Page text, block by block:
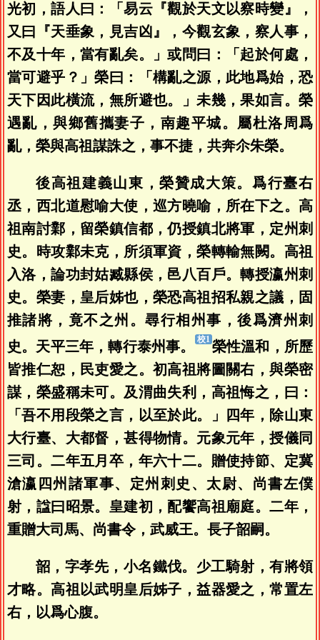
光初，語人曰：「易云『觀於天文以察時變』，
又曰『天垂象，見吉凶』，今觀玄象，察人事，
不及十年，當有亂矣。」或問曰：「起於何處，
當可避乎？」榮曰：「構亂之源，此地爲始，恐
天下因此橫流，無所避也。」未幾，果如言。榮
遇亂，與鄉舊攜妻子，南趣平城。屬杜洛周爲
亂，榮與高祖謀誅之，事不捷，共奔尒朱榮。
後高祖建義山東，榮贊成大策。爲行臺右
丞，西北道慰喻大使，巡方曉喻，所在下之。高
祖南討鄴，留榮鎮信都，仍授鎮北將軍，定州刺
史。時攻鄴未克，所須軍資，榮轉輸無闕。高祖
入洛，論功封姑臧縣侯，邑八百戶。轉授瀛州刺
史。榮妻，皇后姊也，榮恐高祖招私親之議，固
推諸將，竟不之州。尋行相州事，後爲濟州刺
史。天平三年，轉行泰州事。
榮性溫和，所歷
皆推仁恕，民吏愛之。初高祖將圖關右，與榮密
謀，榮盛稱未可。及渭曲失利，高祖悔之，曰：
「吾不用段榮之言，以至於此。」四年，除山東
大行臺、大都督，甚得物情。元象元年，授儀同
三司。二年五月卒，年六十二。贈使持節、定冀
滄瀛四州諸軍事、定州刺史、太尉、尚書左僕
射，諡曰昭景。皇建初，配饗高祖廟庭。二年，
重贈大司馬、尚書令，武威王。長子韶嗣。
韶，字孝先，小名鐵伐。少工騎射，有將領
才略。高祖以武明皇后姊子，益器愛之，常置左
右，以爲心腹。